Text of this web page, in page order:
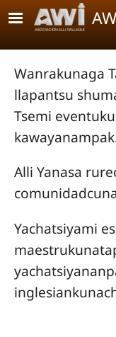
Pasar al
Wanrakunaga
llapantsu
Tsemi
Alli Yanasa
Yachatsiyami